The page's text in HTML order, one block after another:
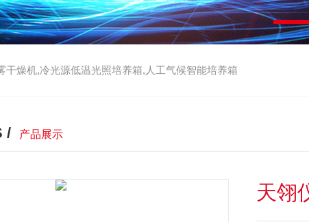
干燥机,冷光源低温光照培养箱,人工气候智能培养箱
/ 产品展示
天翎